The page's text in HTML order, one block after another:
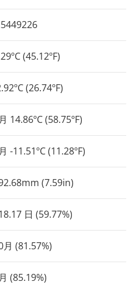
(45.12ºF)
(26.74ºF)
14.86ºC (58.75ºF)
-11.51ºC (11.28ºF)
(7.59in)
日 (59.77%)
月 (81.57%)
(85.19%)